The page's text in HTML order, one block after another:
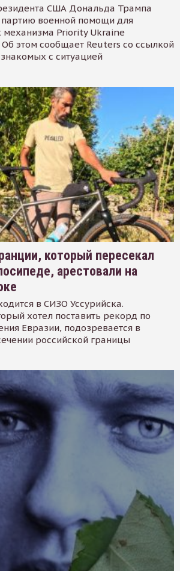
США Дональда Трампа
военной помощи для
Priority Ukraine
этом сообщает Reuters со ссылкой
с ситуацией
который пересекал
арестовали на
в СИЗО Уссурийска.
хотел поставить рекорд по
Евразии, подозревается в
российской границы